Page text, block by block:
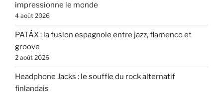
impressionne le monde
4 août 2026
PATÁX : la fusion espagnole entre jazz, flamenco et
groove
2 août 2026
Headphone Jacks : le souffle du rock alternatif
finlandais